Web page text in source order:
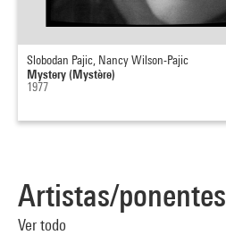
Slobodan Pajic, Nancy Wilson-Pajic
Mystery (Mystère)
1977
Artistas/ponentes
Ver todo